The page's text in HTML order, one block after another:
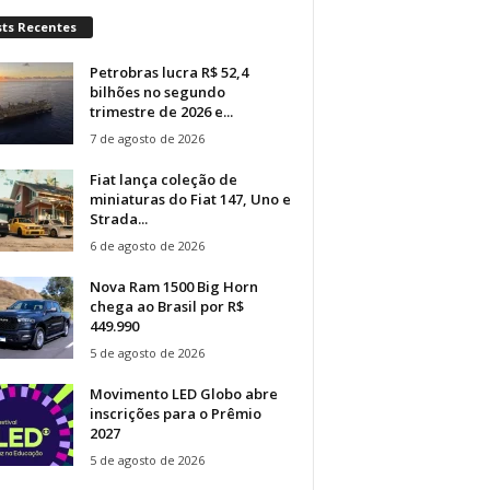
Recentes
Petrobras lucra R$ 52,4
bilhões no segundo
trimestre de 2026 e...
7 de agosto de 2026
Fiat lança coleção de
miniaturas do Fiat 147, Uno e
Strada...
6 de agosto de 2026
Nova Ram 1500 Big Horn
chega ao Brasil por R$
449.990
5 de agosto de 2026
Movimento LED Globo abre
inscrições para o Prêmio
2027
5 de agosto de 2026